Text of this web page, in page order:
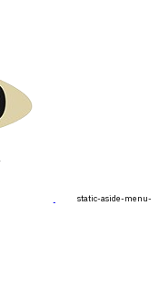
static-aside-menu-